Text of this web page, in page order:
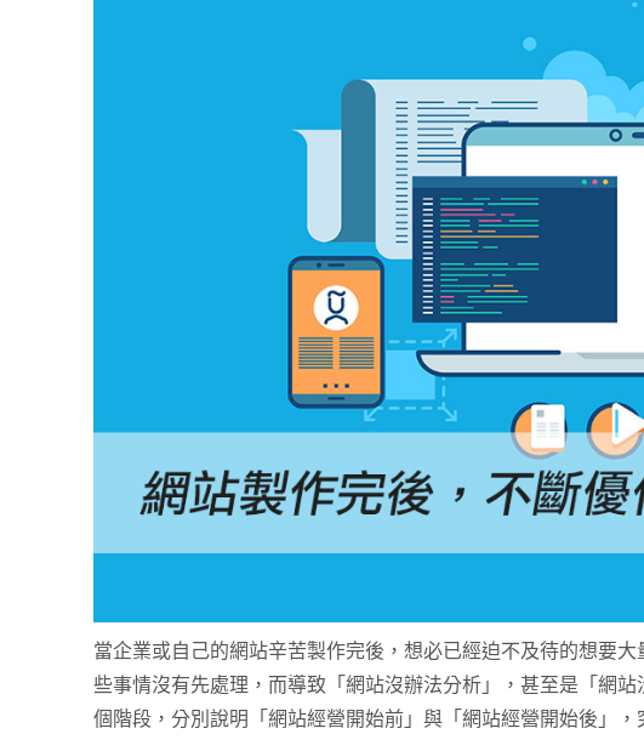
當企業或自己的網站辛苦製作完後，想必已經迫不及待的想要
些事情沒有先處理，而導致「網站沒辦法分析」，甚至是「網
個階段，分別說明「網站經營開始前」與「網站經營開始後」，